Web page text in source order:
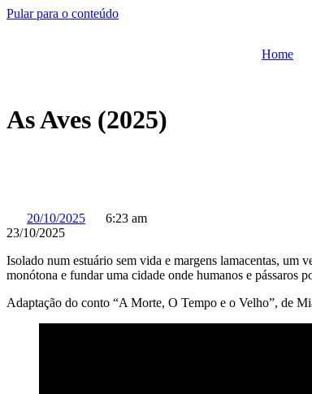
Pular para o conteúdo
Home
As Aves (2025)
20/10/2025
6:23 am
23/10/2025
Isolado num estuário sem vida e margens lamacentas, um
monótona e fundar uma cidade onde humanos e pássaros
Adaptação do conto “A Morte, O Tempo e o Velho”, de